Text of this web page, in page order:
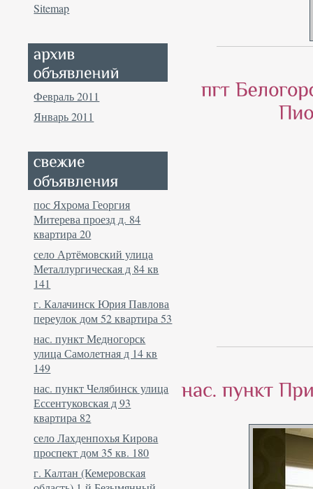
Sitemap
Февраль 2011
Январь 2011
пос Яхрома Георгия
Митерева проезд д. 84
квартира 20
село Артёмовский улица
Металлургическая д 84 кв
141
г. Калачинск Юрия Павлова
переулок дом 52 квартира 53
нас. пункт Медногорск
улица Самолетная д 14 кв
149
нас. пункт Челябинск улица
Ессентуковская д 93
квартира 82
село Лахденпохья Кирова
проспект дом 35 кв. 180
г. Калтан (Кемеровская